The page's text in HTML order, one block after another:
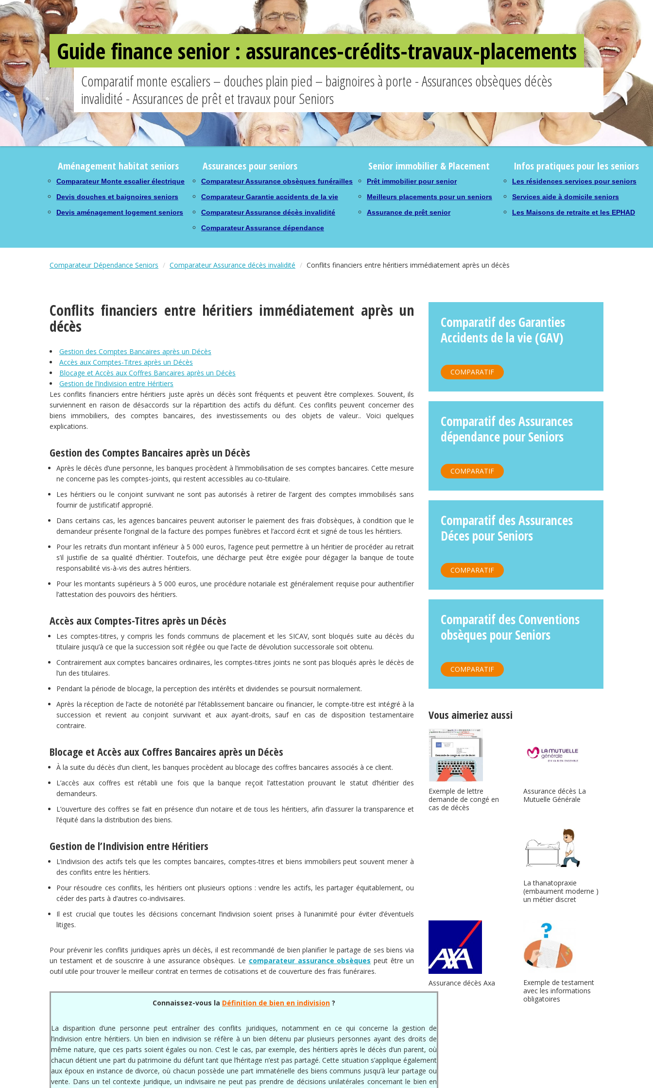
Guide finance senior : assurances-crédits-travaux-placements
Comparatif monte escaliers – douches plain pied – baignoires à porte - Assurances obsèques décès
invalidité - Assurances de prêt et travaux pour Seniors
Aménagement habitat seniors
Comparateur Monte escalier électrique
Devis douches et baignoires seniors
Devis aménagement logement seniors
Assurances pour seniors
Comparateur Assurance obsèques funérailles
Comparateur Garantie accidents de la vie
Comparateur Assurance décès invalidité
Comparateur Assurance dépendance
Senior immobilier & Placement
Prêt immobilier pour senior
Meilleurs placements pour un seniors
Assurance de prêt senior
Infos pratiques pour les seniors
Les résidences services pour seniors
Services aide à domicile seniors
Les Maisons de retraite et les EPHAD
Comparateur Dépendance Seniors Comparateur Assurance décès invalidité Conflits financiers entre héritiers immédiatement après un décès
Conflits financiers entre héritiers immédiatement après un
décès
Gestion des Comptes Bancaires après un Décès
Accès aux Comptes-Titres après un Décès
Blocage et Accès aux Coffres Bancaires après un Décès
Gestion de l’Indivision entre Héritiers
Les conflits financiers entre héritiers juste après un décès sont fréquents et peuvent être complexes. Souvent, ils
surviennent en raison de désaccords sur la répartition des actifs du défunt. Ces conflits peuvent concerner des
biens immobiliers, des comptes bancaires, des investissements ou des objets de valeur.. Voici quelques
explications.
Gestion des Comptes Bancaires après un Décès
Après le décès d’une personne, les banques procèdent à l’immobilisation de ses comptes bancaires. Cette mesure
ne concerne pas les comptes-joints, qui restent accessibles au co-titulaire.
Les héritiers ou le conjoint survivant ne sont pas autorisés à retirer de l’argent des comptes immobilisés sans
fournir de justificatif approprié.
Dans certains cas, les agences bancaires peuvent autoriser le paiement des frais d’obsèques, à condition que le
demandeur présente l’original de la facture des pompes funèbres et l’accord écrit et signé de tous les héritiers.
Pour les retraits d’un montant inférieur à 5 000 euros, l’agence peut permettre à un héritier de procéder au retrait
s’il justifie de sa qualité d’héritier. Toutefois, une décharge peut être exigée pour dégager la banque de toute
responsabilité vis-à-vis des autres héritiers.
Pour les montants supérieurs à 5 000 euros, une procédure notariale est généralement requise pour authentifier
l’attestation des pouvoirs des héritiers.
Accès aux Comptes-Titres après un Décès
Les comptes-titres, y compris les fonds communs de placement et les SICAV, sont bloqués suite au décès du
titulaire jusqu’à ce que la succession soit réglée ou que l’acte de dévolution successorale soit obtenu.
Contrairement aux comptes bancaires ordinaires, les comptes-titres joints ne sont pas bloqués après le décès de
l’un des titulaires.
Pendant la période de blocage, la perception des intérêts et dividendes se poursuit normalement.
Après la réception de l’acte de notoriété par l’établissement bancaire ou financier, le compte-titre est intégré à la
succession et revient au conjoint survivant et aux ayant-droits, sauf en cas de disposition testamentaire
contraire.
Blocage et Accès aux Coffres Bancaires après un Décès
À la suite du décès d’un client, les banques procèdent au blocage des coffres bancaires associés à ce client.
L’accès aux coffres est rétabli une fois que la banque reçoit l’attestation prouvant le statut d’héritier des
demandeurs.
L’ouverture des coffres se fait en présence d’un notaire et de tous les héritiers, afin d’assurer la transparence et
l’équité dans la distribution des biens.
Gestion de l’Indivision entre Héritiers
L’indivision des actifs tels que les comptes bancaires, comptes-titres et biens immobiliers peut souvent mener à
des conflits entre les héritiers.
Pour résoudre ces conflits, les héritiers ont plusieurs options : vendre les actifs, les partager équitablement, ou
céder des parts à d’autres co-indivisaires.
Il est crucial que toutes les décisions concernant l’indivision soient prises à l’unanimité pour éviter d’éventuels
litiges.
Pour prévenir les conflits juridiques après un décès, il est recommandé de bien planifier le partage de ses biens via
un testament et de souscrire à une assurance obsèques. Le comparateur assurance obsèques peut être un
outil utile pour trouver le meilleur contrat en termes de cotisations et de couverture des frais funéraires.
Connaissez-vous la Définition de bien en indivision ?
La disparition d’une personne peut entraîner des conflits juridiques, notamment en ce qui concerne la gestion de
l’indivision entre héritiers. Un bien en indivision se réfère à un bien détenu par plusieurs personnes ayant des droits de
même nature, que ces parts soient égales ou non. C’est le cas, par exemple, des héritiers après le décès d’un parent, où
chacun détient une part du patrimoine du défunt tant que l’héritage n’est pas partagé. Cette situation s’applique également
aux époux en instance de divorce, où chacun possède une part immatérielle des biens communs jusqu’à leur partage ou
vente. Dans un tel contexte juridique, un indivisaire ne peut pas prendre de décisions unilatérales concernant le bien en
Comparatif des Garanties
Accidents de la vie (GAV)
COMPARATIF
Comparatif des Assurances
dépendance pour Seniors
COMPARATIF
Comparatif des Assurances
Déces pour Seniors
COMPARATIF
Comparatif des Conventions
obsèques pour Seniors
COMPARATIF
Vous aimeriez aussi
Exemple de lettre
demande de congé en
cas de décès
Assurance décès La
Mutuelle Générale
La thanatopraxie
(embaument moderne )
un métier discret
Assurance décès Axa
Exemple de testament
avec les informations
obligatoires